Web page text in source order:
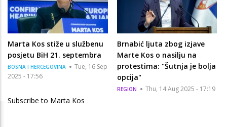
Marta Kos stiže u službenu
posjetu BiH 21. septembra
BOSNA I HERCEGOVINA
Tue, 16 Sep
2025 - 17:56
Brnabić ljuta zbog izjave
Marte Kos o nasilju na
protestima: "Šutnja je bolja
opcija"
REGION Thu, 14 Aug 2025 - 17:19
Subscribe to Marta Kos